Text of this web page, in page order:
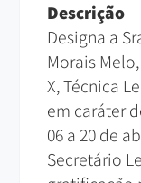
Descrição
Designa a
Morais
X, Técnica
em caráter
06 a 20 de
Secretário